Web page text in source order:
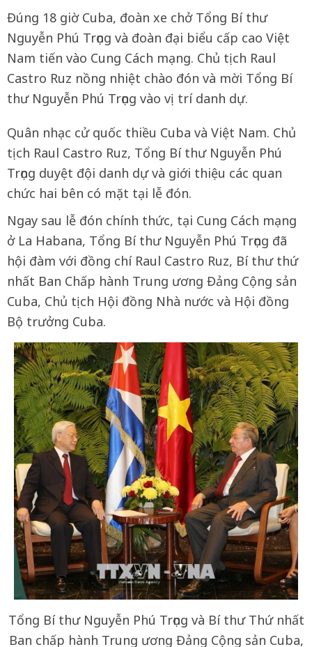
Đúng 18 giờ Cuba, đoàn xe chở Tổng Bí thư
Nguyễn Phú Trọng và đoàn đại biểu cấp cao Việt
Nam tiến vào Cung Cách mạng. Chủ tịch Raul
Castro Ruz nồng nhiệt chào đón và mời Tổng Bí
thư Nguyễn Phú Trọng vào vị trí danh dự.
Quân nhạc cử quốc thiều Cuba và Việt Nam. Chủ
tịch Raul Castro Ruz, Tổng Bí thư Nguyễn Phú
Trọng duyệt đội danh dự và giới thiệu các quan
chức hai bên có mặt tại lễ đón.
Ngay sau lễ đón chính thức, tại Cung Cách mạng
ở La Habana, Tổng Bí thư Nguyễn Phú Trọng đã
hội đàm với đồng chí Raul Castro Ruz, Bí thư thứ
nhất Ban Chấp hành Trung ương Đảng Cộng sản
Cuba, Chủ tịch Hội đồng Nhà nước và Hội đồng
Bộ trưởng Cuba.
Tổng Bí thư Nguyễn Phú Trọng và Bí thư Thứ nhất
Ban chấp hành Trung ương Đảng Cộng sản Cuba,